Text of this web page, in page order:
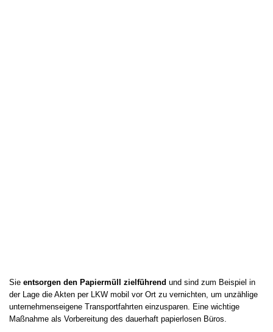
Sie entsorgen den Papiermüll zielführend und sind zum Beispiel in
der Lage die Akten per LKW mobil vor Ort zu vernichten, um unzählige
unternehmenseigene Transportfahrten einzusparen. Eine wichtige
Maßnahme als Vorbereitung des dauerhaft papierlosen Büros.